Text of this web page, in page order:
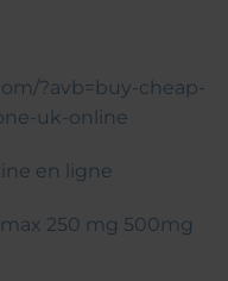
?avb=buy-cheap-
uk-online
en ligne
250 mg 500mg